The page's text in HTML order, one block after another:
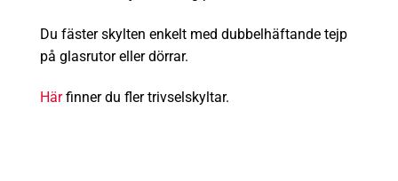
Du fäster skylten enkelt med dubbelhäftande tejp
på glasrutor eller dörrar.
Här finner du fler trivselskyltar.